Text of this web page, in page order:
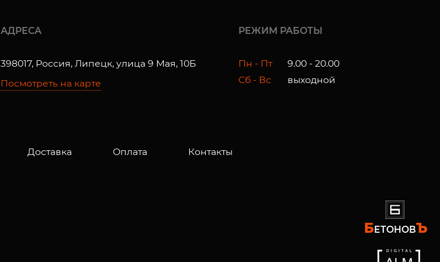
АДРЕСА
398017, Россия, Липецк, улица 9 Мая, 10Б
Посмотреть на карте
РЕЖИМ РАБОТЫ
Пн - Пт
9.00 - 20.00
Сб - Вс
выходной
Доставка Оплата Контакты
БЕТОНОВЪ